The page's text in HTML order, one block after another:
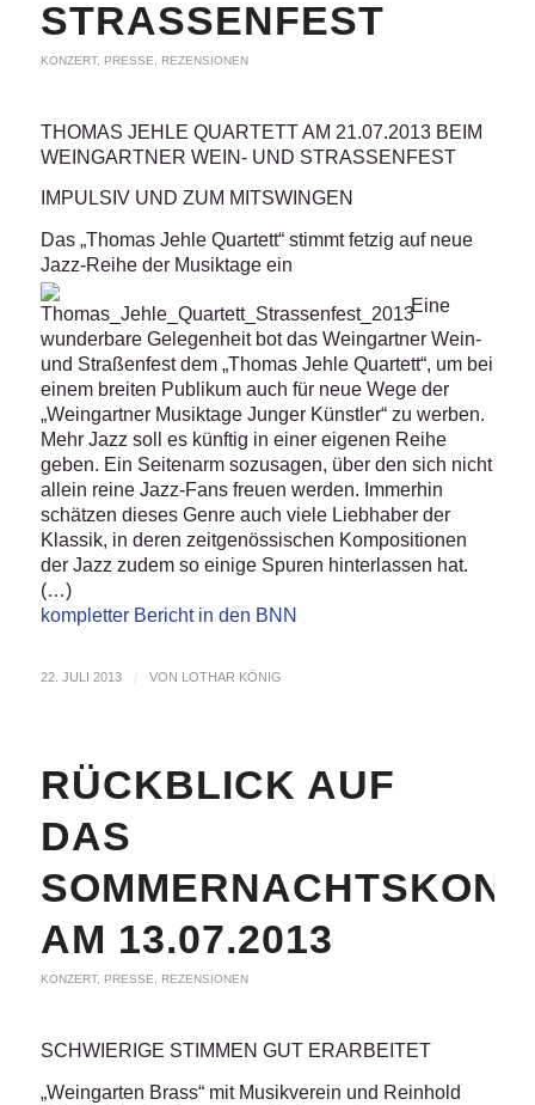
STRASSENFEST
KONZERT, PRESSE REZENSIONEN
THOMAS JEHLE QUARTETT AM 21.07.2013 BEIM
WEINGARTNER WEIN- UND STRASSENFEST
IMPULSIV UND ZUM MITSWINGEN
Das „Thomas Jehle Quartett“ stimmt fetzig auf neue
Jazz-Reihe der Musiktage ein
Eine
wunderbare Gelegenheit bot das Weingartner Wein-
und Straßenfest dem „Thomas Jehle Quartett“, um bei
einem breiten Publikum auch für neue Wege der
„Weingartner Musiktage Junger Künstler“ zu werben.
Mehr Jazz soll es künftig in einer eigenen Reihe
geben. Ein Seitenarm sozusagen, über den sich nicht
allein reine Jazz-Fans freuen werden. Immerhin
schätzen dieses Genre auch viele Liebhaber der
Klassik, in deren zeitgenössischen Kompositionen
der Jazz zudem so einige Spuren hinterlassen hat.
(…)
kompletter Bericht in den BNN
22. JULI 2013 / VON LOTHAR KÖNIG
RÜCKBLICK AUF
DAS
AM 13.07.2013
KONZERT, PRESSE, REZENSIONEN
SCHWIERIGE STIMMEN GUT ERARBEITET
„Weingarten Brass“ mit Musikverein und Reinhold